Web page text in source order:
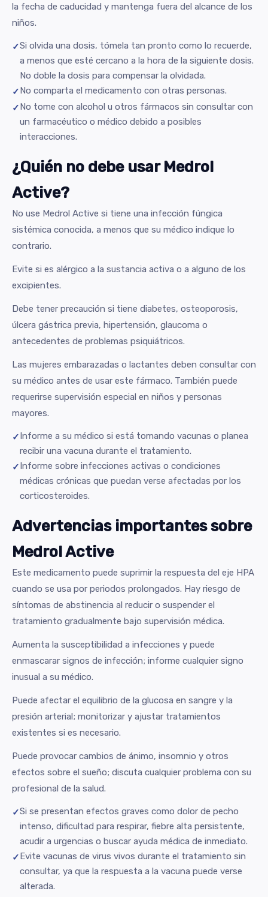
la fecha de caducidad y mantenga fuera del alcance de los
niños.
Si olvida una dosis, tómela tan pronto como lo recuerde,
a menos que esté cercano a la hora de la siguiente dosis.
No doble la dosis para compensar la olvidada.
No comparta el medicamento con otras personas.
No tome con alcohol u otros fármacos sin consultar con
un farmacéutico o médico debido a posibles
interacciones.
¿Quién no debe usar Medrol
Active?
No use Medrol Active si tiene una infección fúngica
sistémica conocida, a menos que su médico indique lo
contrario.
Evite si es alérgico a la sustancia activa o a alguno de los
excipientes.
Debe tener precaución si tiene diabetes, osteoporosis,
úlcera gástrica previa, hipertensión, glaucoma o
antecedentes de problemas psiquiátricos.
Las mujeres embarazadas o lactantes deben consultar con
su médico antes de usar este fármaco. También puede
requerirse supervisión especial en niños y personas
mayores.
Informe a su médico si está tomando vacunas o planea
recibir una vacuna durante el tratamiento.
Informe sobre infecciones activas o condiciones
médicas crónicas que puedan verse afectadas por los
corticosteroides.
Advertencias importantes sobre
Medrol Active
Este medicamento puede suprimir la respuesta del eje HPA
cuando se usa por periodos prolongados. Hay riesgo de
síntomas de abstinencia al reducir o suspender el
tratamiento gradualmente bajo supervisión médica.
Aumenta la susceptibilidad a infecciones y puede
enmascarar signos de infección; informe cualquier signo
inusual a su médico.
Puede afectar el equilibrio de la glucosa en sangre y la
presión arterial; monitorizar y ajustar tratamientos
existentes si es necesario.
Puede provocar cambios de ánimo, insomnio y otros
efectos sobre el sueño; discuta cualquier problema con su
profesional de la salud.
Si se presentan efectos graves como dolor de pecho
intenso, dificultad para respirar, fiebre alta persistente,
acudir a urgencias o buscar ayuda médica de inmediato.
Evite vacunas de virus vivos durante el tratamiento sin
consultar, ya que la respuesta a la vacuna puede verse
alterada.